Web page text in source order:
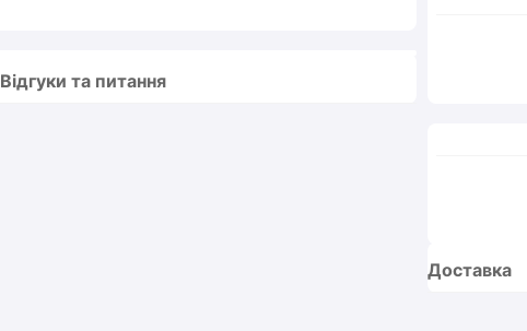
Відгуки та питання
Доставка